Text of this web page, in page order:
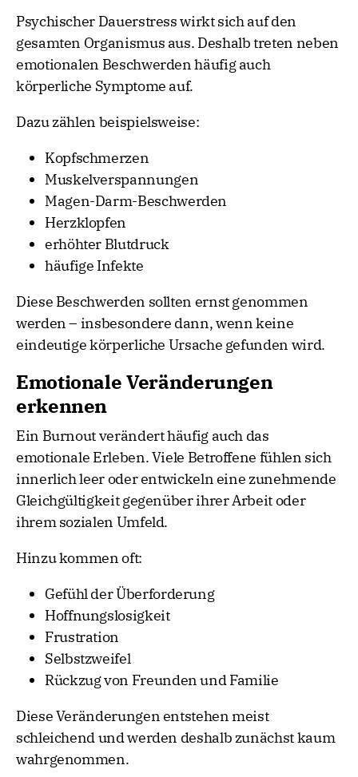
Psychischer Dauerstress wirkt sich auf den
gesamten Organismus aus. Deshalb treten neben
emotionalen Beschwerden häufig auch
körperliche Symptome auf.
Dazu zählen beispielsweise:
Kopfschmerzen
Muskelverspannungen
Magen-Darm-Beschwerden
Herzklopfen
erhöhter Blutdruck
häufige Infekte
Diese Beschwerden sollten ernst genommen
werden – insbesondere dann, wenn keine
eindeutige körperliche Ursache gefunden wird.
Emotionale Veränderungen
erkennen
Ein Burnout verändert häufig auch das
emotionale Erleben. Viele Betroffene fühlen sich
innerlich leer oder entwickeln eine zunehmende
Gleichgültigkeit gegenüber ihrer Arbeit oder
ihrem sozialen Umfeld.
Hinzu kommen oft:
Gefühl der Überforderung
Hoffnungslosigkeit
Frustration
Selbstzweifel
Rückzug von Freunden und Familie
Diese Veränderungen entstehen meist
schleichend und werden deshalb zunächst kaum
wahrgenommen.